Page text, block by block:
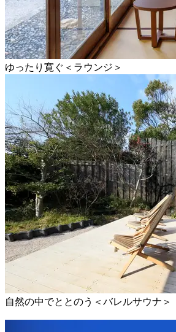
ゆったり寛ぐ＜ラウンジ＞
自然の中でととのう＜バレルサウナ＞